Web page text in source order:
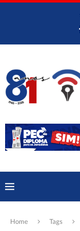
Home Tags